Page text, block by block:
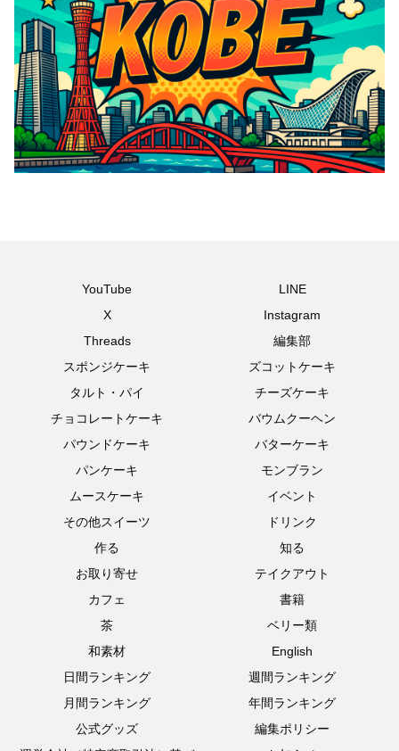
YouTube
LINE
X
Instagram
Threads
編集部
スポンジケーキ
ズコットケーキ
タルト・パイ
チーズケーキ
チョコレートケーキ
バウムクーヘン
パウンドケーキ
バターケーキ
パンケーキ
モンブラン
ムースケーキ
イベント
その他スイーツ
ドリンク
作る
知る
お取り寄せ
テイクアウト
カフェ
書籍
茶
ベリー類
和素材
English
日間ランキング
週間ランキング
月間ランキング
年間ランキング
公式グッズ
編集ポリシー